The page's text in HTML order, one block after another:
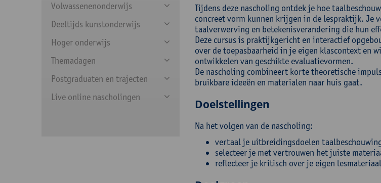
Volwassenenonderwijs
Deeltijds kunstonderwijs
Hoger onderwijs
Themadagen
Postgraduaten en trajecten
Live online nascholingen
Tijdens deze nascholing ontdek je hoe
concreet vorm kunnen krijgen in de lespraktijk. Je
taalverwerving en betekenisverandering die hun
Deze cursus is praktijkgericht en interactief
over de toepasbaarheid in je eigen klascontext en
ontwikkelen van geschikte evaluatievormen.
De nascholing combineert korte theoretische
bruikbare ideeën en materialen naar huis gaat.
Doelstellingen
Na het volgen van de nascholing:
vertaal je uitbreidingsdoelen
selecteer je met vertrouwen het juiste
reflecteer je kritisch over je eigen